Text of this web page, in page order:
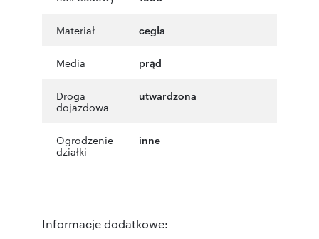
Materiał cegła
Media prąd
Droga
dojazdowa
utwardzona
Ogrodzenie
działki
inne
Informacje dodatkowe: